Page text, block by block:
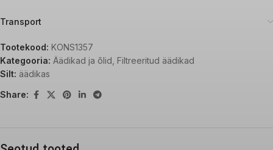
Transport
Tootekood: KONS1357
Kategooria: Äädikad ja õlid Filtreeritud äädikad
Silt: äädikas
Share: